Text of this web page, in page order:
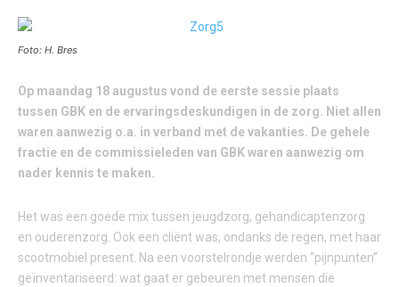
Foto: H. Bres
Op maandag 18 augustus vond de eerste sessie plaats
tussen GBK en de ervaringsdeskundigen in de zorg. Niet allen
waren aanwezig o.a. in verband met de vakanties. De gehele
fractie en de commissieleden van GBK waren aanwezig om
nader kennis te maken.
Het was een goede mix tussen jeugdzorg, gehandicaptenzorg
en ouderenzorg. Ook een cliënt was, ondanks de regen, met haar
scootmobiel present. Na een voorstelrondje werden “pijnpunten”
geïnventariseerd: wat gaat er gebeuren met mensen die